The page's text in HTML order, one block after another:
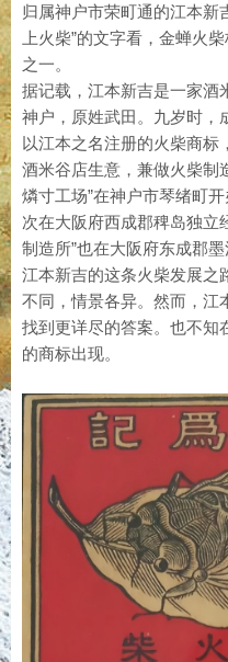
归属神户市荣町通的江本新
上火柴”的文字看，金蝉火
之一。
据记载，江本新吉是一家酒
神户，原姓武田。九岁时，
以江本之名注册的火柴商标
酒米谷店生意，兼做火柴制
燐寸工场”在神户市琴绪町
次在大阪府西成郡稗岛独立
制造所”也在大阪府东成郡墨
江本新吉的这条火柴发展之
不同，情景各异。然而，江
找到更详尽的答案。也不知
的商标出现。